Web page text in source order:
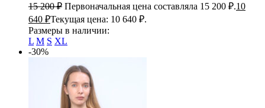
15 200₽ Первоначальная цена составляла 15 200 ₽.10
640 ₽Текущая цена: 10 640 ₽.
Размеры в наличии:
L M S XL
-30%